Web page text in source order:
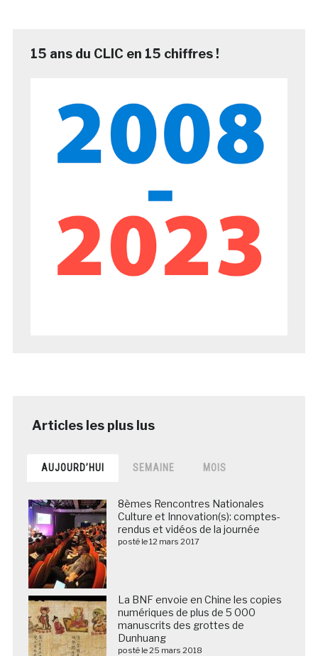
15 ans du CLIC en 15 chiffres !
AUJOURD’HUI SEMAINE MOIS
8èmes Rencontres Nationales
Culture et Innovation(s): comptes-
rendus et vidéos de la journée
posté le 12 mars 2017
La BNF envoie en Chine les copies
numériques de plus de 5 000
manuscrits des grottes de
Dunhuang
posté le 25 mars 2018